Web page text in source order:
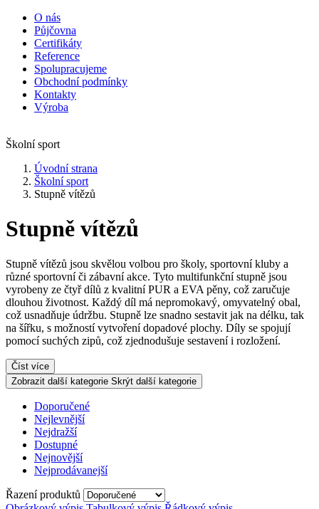
O nás
Půjčovna
Certifikáty
Reference
Spolupracujeme
Obchodní podmínky
Kontakty
Výroba
Školní sport
Úvodní strana
Školní sport
Stupně vítězů
Stupně vítězů
Stupně vítězů jsou skvělou volbou pro školy, sportovní kluby a
různé sportovní či zábavní akce. Tyto multifunkční stupně jsou
vyrobeny ze čtyř dílů z kvalitní PUR a EVA pěny, což zaručuje
dlouhou životnost. Každý díl má nepromokavý, omyvatelný obal,
což usnadňuje údržbu. Stupně lze snadno sestavit jak na délku, tak
na šířku, s možností vytvoření dopadové plochy. Díly se spojují
pomocí suchých zipů, což zjednodušuje sestavení i rozložení.
Číst více
Zobrazit další kategorie Skrýt další kategorie
Doporučené
Nejlevnější
Nejdražší
Dostupné
Nejnovější
Nejprodávanejší
Řazení produktů